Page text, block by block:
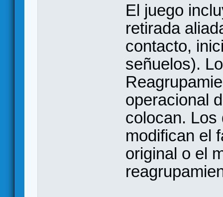
El juego
retirada
contacto,
señuelos).
operacional
colocan. Los
modifican el
original o el